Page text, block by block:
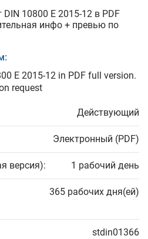
10800 E 2015-12 в PDF
инфо + превью по
E 2015-12 in PDF full version.
request
Действующий
Электронный (PDF)
версия): 1 рабочий день
365 рабочих дня(ей)
stdin01366